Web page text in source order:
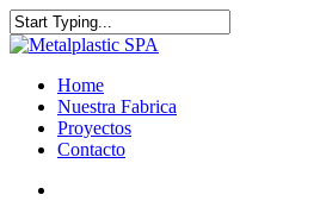
Home
Nuestra Fabrica
Proyectos
Contacto